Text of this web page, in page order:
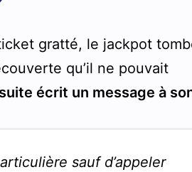
gratté, le jackpot
qu’il ne pouvait
écrit un message à
sauf d’appeler